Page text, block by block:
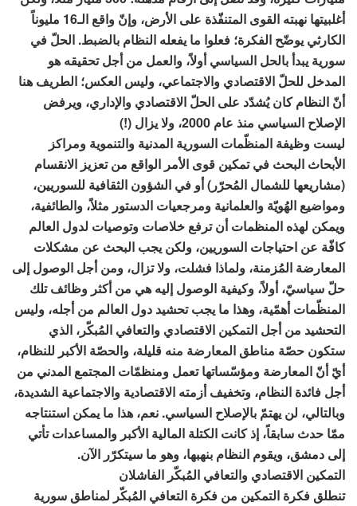
أغلبيتها نهبته القوى المتنفّذة على الأرض، وإنّ واقع الـ16 مليوناً
الكارثي يوضّح الفكرة؛ فعلوا ما يفعله النظام بالضبط. الحلّ في
سورية يبدأ بالحل السياسي أولاً، والعمل من أجل تحقيقه هو
المدخل للحلّ الاقتصادي والاجتماعي، وليس العكس؛ الطريف هنا
أنّ النظام كان يُشدّد على الحلّ الاقتصادي والإداري، ويرفض
الإصلاح السياسي منذ عام 2000، ولا يزال (!)
ليست وظيفة المنظّمات السورية المدنية والتنموية ومراكز
الأبحاث البحث في تمكين قوى الأمر الواقع من تعزيز الانقسام
(مشاريعها للشمال المُحرّر) أو في الشؤون الثقافية للسوريين،
ومواضيع الهُويّة والعلمانية ومرجعيات الدستور مثلاً، والطائفية،
ويمكن لهذه المنظمات أن ترفع خلاصات وتوصيات لدول العالم
كافّة عن احتياجات السوريين، ولكن يجب البحث عن مشكلات
المعارضة المُزمنة، ولماذا فشلت، ولا تزال، ومن أجل الوصول إلى
حلّ سياسيّ، أولاً، وكيفية الوصول إليه هي من أكثر وظائف تلك
المنظّمات أهمّية، وهذا ما يجب تحشيد دول العالم من أجله، وليس
التحشيد من أجل التمكين الاقتصادي والتعافي المُبكّر، الذي
ستكون حصّة مناطق المعارضة منه قليلة، والحصّة الأكبر للنظام،
أيّ أنّ المعارضة ومؤسّساتها تعمل ومنظمّات المجتمع المدني من
أجل فائدة النظام، وتخفيف أزمته الاقتصادية والاجتماعية الشديدة،
وبالتالي، لن يهتمّ بالإصلاح السياسي. نعم، هذا ما يمكن استنتاجه
ممّا حدث سابقاً، إذ كانت الكتلة المالية الأكبر والمساعدات تأتي
إلى دمشق، ويقوم النظام بنهبها، وهو ما سيتكرّر الآن.
التمكين الاقتصادي والتعافي المُبكّر الفاشلان
تنطلق فكرة التمكين من فكرة التعافي المُبكّر لمناطق سورية